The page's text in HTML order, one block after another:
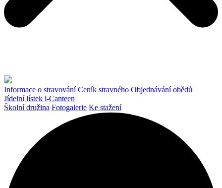
Informace o stravováníCeník stravného Objednávání obědů
Jídelní lístek i-Canteen
Školní družina Fotogalerie Ke stažení